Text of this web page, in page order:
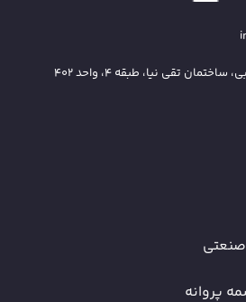
تقی نیا، طبقه 4، واحد 402
پروانه